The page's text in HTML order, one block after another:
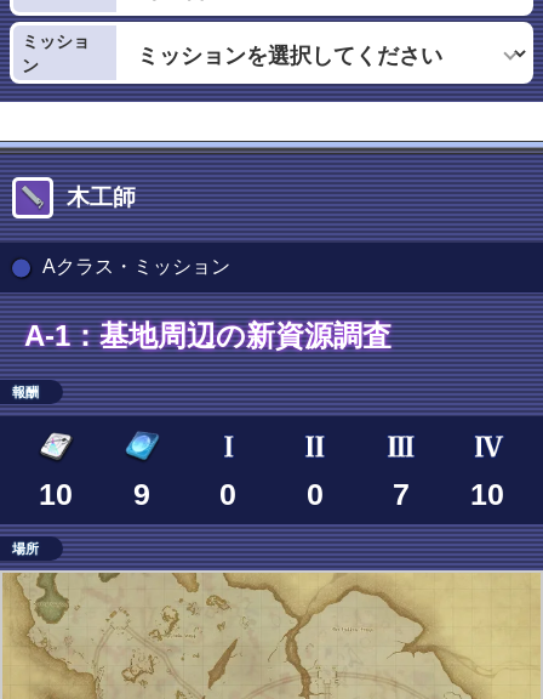
ミッショ
ン
木工師
Aクラス・ミッション
A-1：基地周辺の新資源調査
報酬
10 9 0 0 7 10
場所